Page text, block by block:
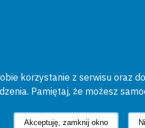
korzystanie z serwisu oraz
Pamiętaj, że możesz
Akceptuję, zamknij okno